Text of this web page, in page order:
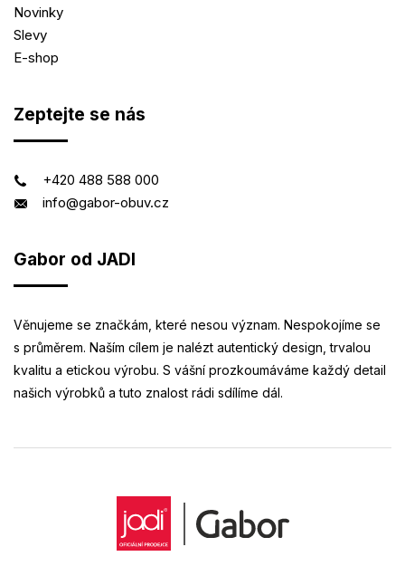
Novinky
Slevy
E-shop
Zeptejte se nás
+420 488 588 000
info@gabor-obuv.cz
Gabor od JADI
Věnujeme se značkám, které nesou význam. Nespokojíme se
s průměrem. Naším cílem je nalézt autentický design, trvalou
kvalitu a etickou výrobu. S vášní prozkoumáváme každý detail
našich výrobků a tuto znalost rádi sdílíme dál.